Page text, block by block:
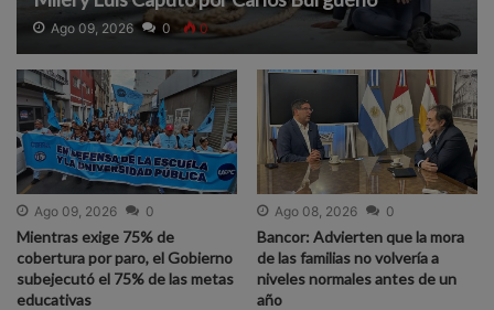
Ago 09, 2026 0 0
Ago 09, 2026 0
Mientras exige 75% de
cobertura por paro, el Gobierno
subejecutó el 75% de las metas
educativas
Ago 08, 2026 0
Bancor: Advierten que la mora
de las familias no volvería a
niveles normales antes de un
año